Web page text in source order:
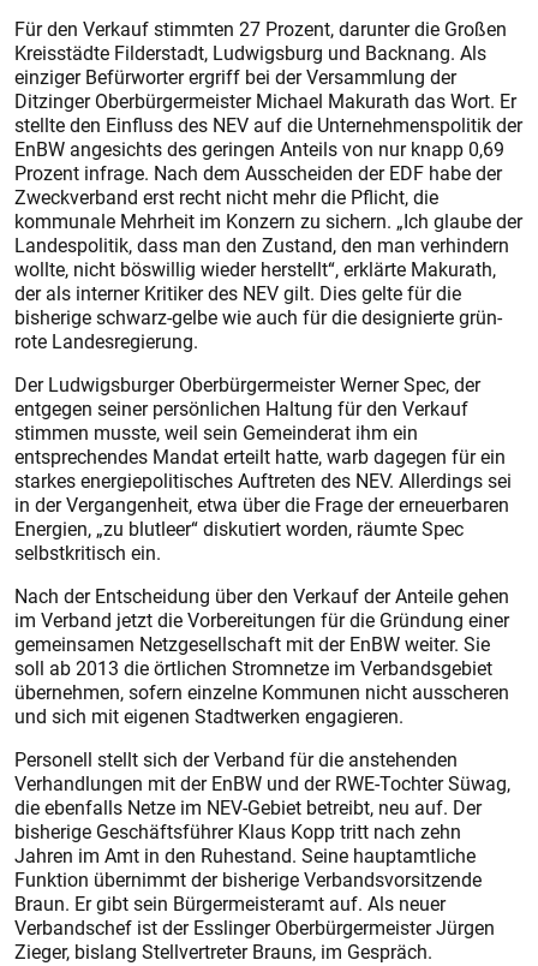
Für den Verkauf stimmten 27 Prozent, darunter die Großen
Kreisstädte Filderstadt, Ludwigsburg und Backnang. Als
einziger Befürworter ergriff bei der Versammlung der
Ditzinger Oberbürgermeister Michael Makurath das Wort. Er
stellte den Einfluss des NEV auf die Unternehmenspolitik der
EnBW angesichts des geringen Anteils von nur knapp 0,69
Prozent infrage. Nach dem Ausscheiden der EDF habe der
Zweckverband erst recht nicht mehr die Pflicht, die
kommunale Mehrheit im Konzern zu sichern. „Ich glaube der
Landespolitik, dass man den Zustand, den man verhindern
wollte, nicht böswillig wieder herstellt“, erklärte Makurath,
der als interner Kritiker des NEV gilt. Dies gelte für die
bisherige schwarz-gelbe wie auch für die designierte grün-
rote Landesregierung.
Der Ludwigsburger Oberbürgermeister Werner Spec, der
entgegen seiner persönlichen Haltung für den Verkauf
stimmen musste, weil sein Gemeinderat ihm ein
entsprechendes Mandat erteilt hatte, warb dagegen für ein
starkes energiepolitisches Auftreten des NEV. Allerdings sei
in der Vergangenheit, etwa über die Frage der erneuerbaren
Energien, „zu blutleer“ diskutiert worden, räumte Spec
selbstkritisch ein.
Nach der Entscheidung über den Verkauf der Anteile gehen
im Verband jetzt die Vorbereitungen für die Gründung einer
gemeinsamen Netzgesellschaft mit der EnBW weiter. Sie
soll ab 2013 die örtlichen Stromnetze im Verbandsgebiet
übernehmen, sofern einzelne Kommunen nicht ausscheren
und sich mit eigenen Stadtwerken engagieren.
Personell stellt sich der Verband für die anstehenden
Verhandlungen mit der EnBW und der RWE-Tochter Süwag,
die ebenfalls Netze im NEV-Gebiet betreibt, neu auf. Der
bisherige Geschäftsführer Klaus Kopp tritt nach zehn
Jahren im Amt in den Ruhestand. Seine hauptamtliche
Funktion übernimmt der bisherige Verbandsvorsitzende
Braun. Er gibt sein Bürgermeisteramt auf. Als neuer
Verbandschef ist der Esslinger Oberbürgermeister Jürgen
Zieger, bislang Stellvertreter Brauns, im Gespräch.